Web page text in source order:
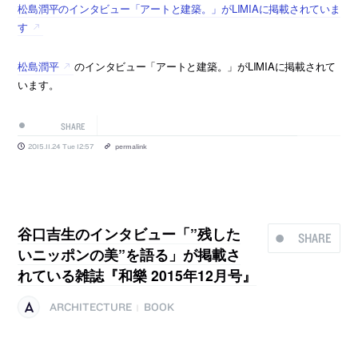
松島潤平のインタビュー「アートと建築。」がLIMIAに掲載されていま
す
松島潤平
のインタビュー「アートと建築。」がLIMIAに掲載されて
います。
SHARE
2015.11.24 Tue 12:57 permalink
SHARE
谷口吉生のインタビュー「”残した
いニッポンの美”を語る」が掲載さ
れている雑誌『和樂 2015年12月号』
ARCHITECTURE BOOK